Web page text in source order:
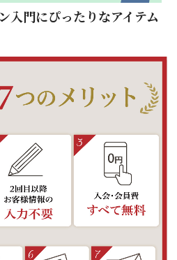
入門にぴったりなアイテム